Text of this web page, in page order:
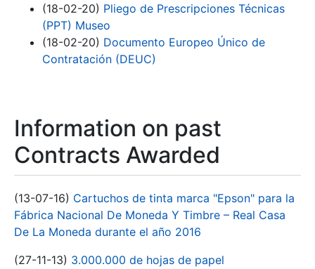
(18-02-20) Pliego de Prescripciones Técnicas
(PPT) Museo
(18-02-20) Documento Europeo Único de
Contratación (DEUC)
Information on past
Contracts Awarded
(13-07-16) Cartuchos de tinta marca "Epson" para la
Fábrica Nacional De Moneda Y Timbre – Real Casa
De La Moneda durante el año 2016
(27-11-13) 3.000.000 de hojas de papel